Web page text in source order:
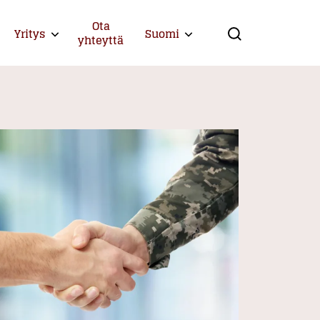
Yritys Expand child menu
Ota
yhteyttä Suomi Expand child menu